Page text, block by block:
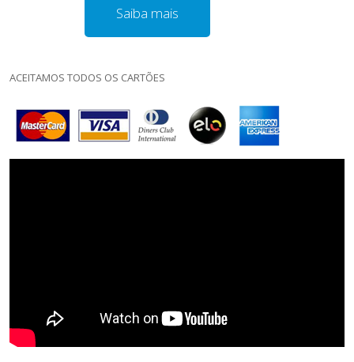
Saiba mais
ACEITAMOS TODOS OS CARTÕES